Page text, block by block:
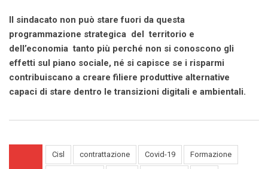
Il sindacato non può stare fuori da questa
programmazione strategica del territorio e
dell’economia tanto più perché non si conoscono gli
effetti sul piano sociale, né si capisce se i risparmi
contribuiscano a creare filiere produttive alternative
capaci di stare dentro le transizioni digitali e ambientali.
Cisl contrattazione Covid-19 Formazione